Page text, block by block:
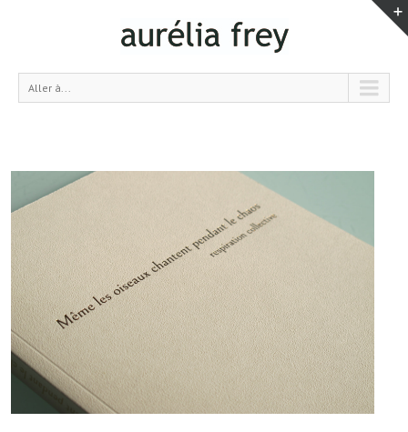
Aller à...